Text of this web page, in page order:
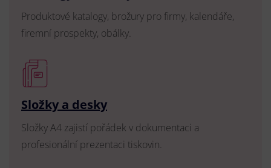
Produktové katalogy, brožury pro firmy, kalendáře,
firemní prospekty, obálky.
Složky a desky
Složky A4 zajistí pořádek v dokumentaci a
profesionální prezentaci tiskovin.